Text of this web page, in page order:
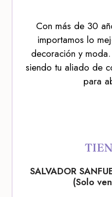
Con más de 30
importamos lo
decoración y
siendo tu aliado de
para
SALVADOR
(Solo